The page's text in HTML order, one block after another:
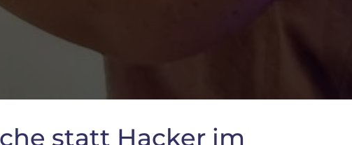
statt Hacker im